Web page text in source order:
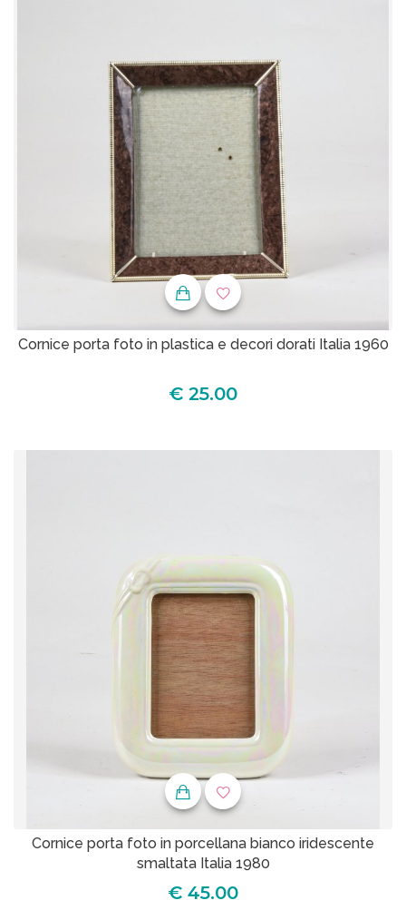
Cornice porta foto in plastica e decori dorati Italia 1960
€ 25.00
Cornice porta foto in porcellana bianco iridescente
smaltata Italia 1980
€ 45.00